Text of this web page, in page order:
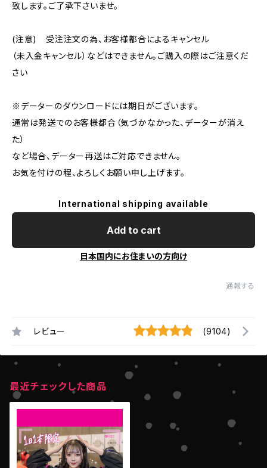
致します。ご了承下さいませ。
(注意) 受注注文の為、お客様都合によるキャンセル
（未入金キャンセル）などはできません。ご購入の際はご注意くだ
さい
※データーのダウンロードには期日がございます。
通常は発送でのお客様都合（気づかなかった、データーが消え
た）
など場合、データー再送はご対応できません。
お気を付けの程、よろしくお願い申し上げます。
International shipping available
Add to cart
日本国内にお住まいの方向け
通報する
レビュー (9104)
最近チェックした商品